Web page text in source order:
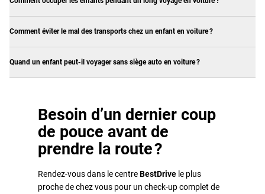
Comment éviter le mal des transports chez un enfant en voiture ?
Quand un enfant peut-il voyager sans siège auto en voiture ?
Besoin d’un dernier coup
de pouce avant de
prendre la route ?
Rendez-vous dans le centreBestDrive le plus
proche de chez vous pour un check-up complet de